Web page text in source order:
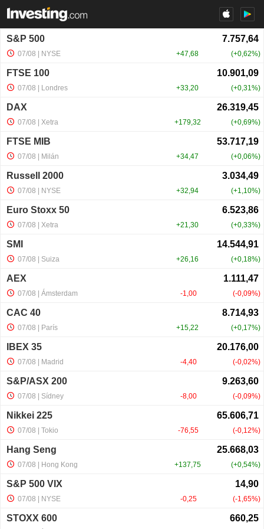
S&P 500
+47,68 +0,62%
07/08 | NYSE
FTSE 100
+33,20 +0,31%
07/08 | Londres
DAX
+179,32 +0,69%
07/08 | Xetra
FTSE MIB
+34,47 +0,06%
07/08 | Milán
Russell 2000
+32,94 +1,10%
07/08 | NYSE
Euro Stoxx 50
+21,30 +0,33%
07/08 | Xetra
SMI
+26,16 +0,18%
07/08 | Suiza
AEX
-1,00 -0,09%
07/08 | Ámsterdam
CAC 40
+15,22 +0,17%
07/08 | París
IBEX 35
-4,40 -0,02%
07/08 | Madrid
S&P/ASX 200
-8,00 -0,09%
07/08 | Sídney
Nikkei 225
-76,55 -0,12%
07/08 | Tokio
Hang Seng
+137,75 +0,54%
07/08 | Hong Kong
S&P 500 VIX
-0,25 -1,65%
07/08 | NYSE
STOXX 600